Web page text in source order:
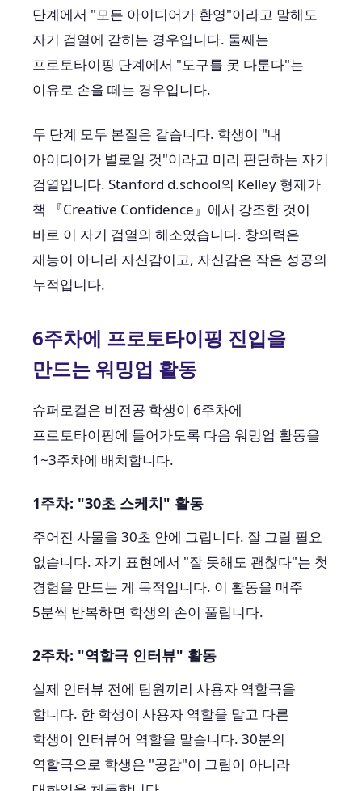
단계에서 "모든 아이디어가 환영"이라고 말해도
자기 검열에 갇히는 경우입니다. 둘째는
프로토타이핑 단계에서 "도구를 못 다룬다"는
이유로 손을 떼는 경우입니다.
두 단계 모두 본질은 같습니다. 학생이 "내
아이디어가 별로일 것"이라고 미리 판단하는 자기
검열입니다. Stanford d.school의 Kelley 형제가
책 『Creative Confidence』에서 강조한 것이
바로 이 자기 검열의 해소였습니다. 창의력은
재능이 아니라 자신감이고, 자신감은 작은 성공의
누적입니다.
6주차에 프로토타이핑 진입을
만드는 워밍업 활동
슈퍼로컬은 비전공 학생이 6주차에
프로토타이핑에 들어가도록 다음 워밍업 활동을
1~3주차에 배치합니다.
1주차: "30초 스케치" 활동
주어진 사물을 30초 안에 그립니다. 잘 그릴 필요
없습니다. 자기 표현에서 "잘 못해도 괜찮다"는 첫
경험을 만드는 게 목적입니다. 이 활동을 매주
5분씩 반복하면 학생의 손이 풀립니다.
2주차: "역할극 인터뷰" 활동
실제 인터뷰 전에 팀원끼리 사용자 역할극을
합니다. 한 학생이 사용자 역할을 맡고 다른
학생이 인터뷰어 역할을 맡습니다. 30분의
역할극으로 학생은 "공감"이 그림이 아니라